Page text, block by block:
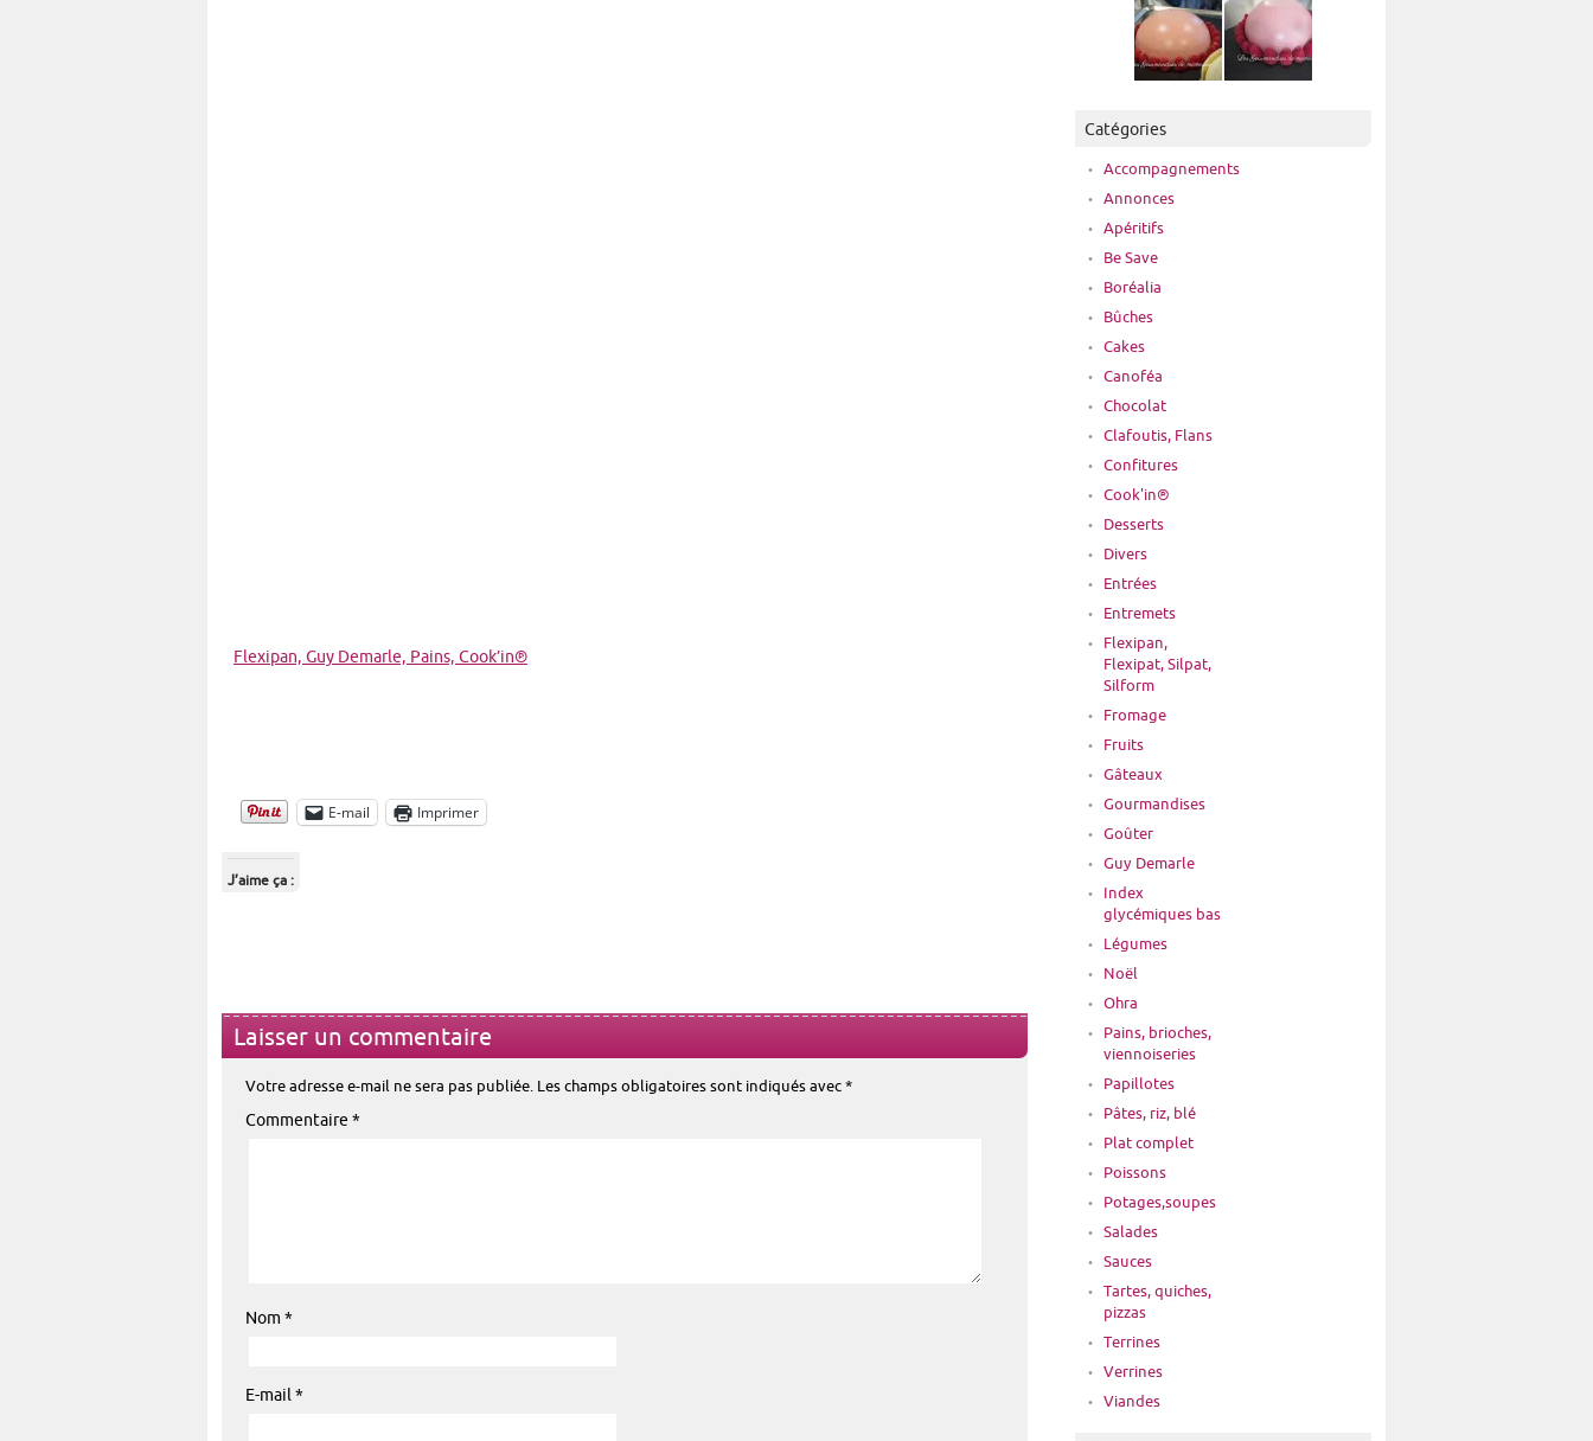
Flexipan, Guy Demarle, Pains, Cook’in®
E-mail Imprimer
J’aime ça :
Laisser un commentaire
Votre adresse e-mail ne sera pas publiée. Les champs obligatoires sont indiqués avec *
Commentaire *
Nom *
E-mail *
Catégories
Accompagnements
Annonces
Apéritifs
Be Save
Boréalia
Bûches
Cakes
Canoféa
Chocolat
Clafoutis, Flans
Confitures
Cook'in®
Desserts
Divers
Entrées
Entremets
Flexipan,
Flexipat, Silpat,
Silform
Fromage
Fruits
Gâteaux
Gourmandises
Goûter
Guy Demarle
Index
glycémiques bas
Légumes
Noël
Ohra
Pains, brioches,
viennoiseries
Papillotes
Pâtes, riz, blé
Plat complet
Poissons
Potages,soupes
Salades
Sauces
Tartes, quiches,
pizzas
Terrines
Verrines
Viandes